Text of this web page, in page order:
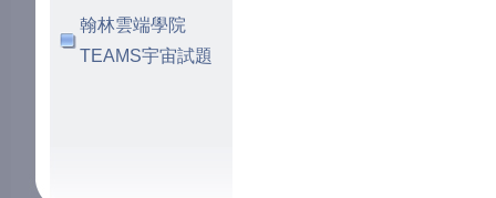
翰林雲端學院
TEAMS宇宙試題